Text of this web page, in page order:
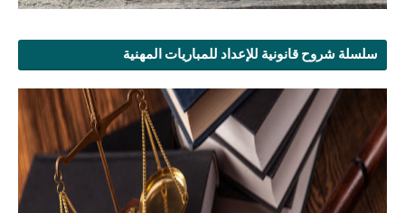
سلسلة شروح قانونية للإعداد للمباريات المهنية